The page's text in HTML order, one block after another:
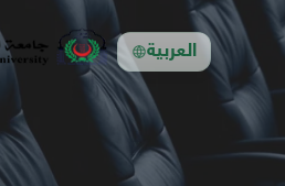
العربية